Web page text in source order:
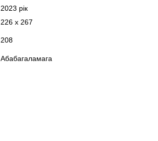
2023 рік
226 х 267
208
Абабагаламага